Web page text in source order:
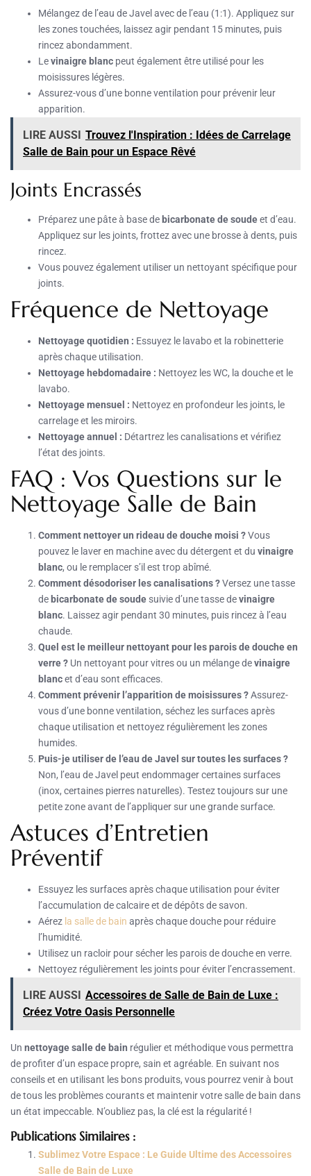
Mélangez de l’eau de Javel avec de l’eau (1:1). Appliquez sur
les zones touchées, laissez agir pendant 15 minutes, puis
rincez abondamment.
Levinaigre blanc peut également être utilisé pour les
moisissures légères.
Assurez-vous d’une bonne ventilation pour prévenir leur
apparition.
LIRE AUSSI Trouvez l'Inspiration : Idées de Carrelage
Salle de Bain pour un Espace Rêvé
Joints Encrassés
Préparez une pâte à base de bicarbonate de soudeet d’eau.
Appliquez sur les joints, frottez avec une brosse à dents, puis
rincez.
Vous pouvez également utiliser un nettoyant spécifique pour
joints.
Fréquence de Nettoyage
Nettoyage quotidien : Essuyez le lavabo et la robinetterie
après chaque utilisation.
Nettoyage hebdomadaire : Nettoyez les WC, la douche et le
lavabo.
Nettoyage mensuel : Nettoyez en profondeur les joints, le
carrelage et les miroirs.
Nettoyage annuel : Détartrez les canalisations et vérifiez
l’état des joints.
FAQ : Vos Questions sur le
Nettoyage Salle de Bain
Comment nettoyer un rideau de douche moisi ?Vous
pouvez le laver en machine avec du détergent et du vinaigre
blanc, ou le remplacer s’il est trop abîmé.
Comment désodoriser les canalisations ?Versez une tasse
de bicarbonate de soude suivie d’une tasse devinaigre
blanc. Laissez agir pendant 30 minutes, puis rincez à l’eau
chaude.
Quel est le meilleur nettoyant pour les parois de douche en
verre ? Un nettoyant pour vitres ou un mélange devinaigre
blancet d’eau sont efficaces.
Comment prévenir l’apparition de moisissures ?Assurez-
vous d’une bonne ventilation, séchez les surfaces après
chaque utilisation et nettoyez régulièrement les zones
humides.
Puis-je utiliser de l’eau de Javel sur toutes les surfaces ?
Non, l’eau de Javel peut endommager certaines surfaces
(inox, certaines pierres naturelles). Testez toujours sur une
petite zone avant de l’appliquer sur une grande surface.
Astuces d’Entretien
Préventif
Essuyez les surfaces après chaque utilisation pour éviter
l’accumulation de calcaire et de dépôts de savon.
Aérez la salle de bain après chaque douche pour réduire
l’humidité.
Utilisez un racloir pour sécher les parois de douche en verre.
Nettoyez régulièrement les joints pour éviter l’encrassement.
LIRE AUSSI Accessoires de Salle de Bain de Luxe :
Créez Votre Oasis Personnelle
Un nettoyage salle de bain régulier et méthodique vous permettra
de profiter d’un espace propre, sain et agréable. En suivant nos
conseils et en utilisant les bons produits, vous pourrez venir à bout
de tous les problèmes courants et maintenir votre salle de bain dans
un état impeccable. N’oubliez pas, la clé est la régularité !
Publications Similaires :
Sublimez Votre Espace : Le Guide Ultime des Accessoires
Salle de Bain de Luxe